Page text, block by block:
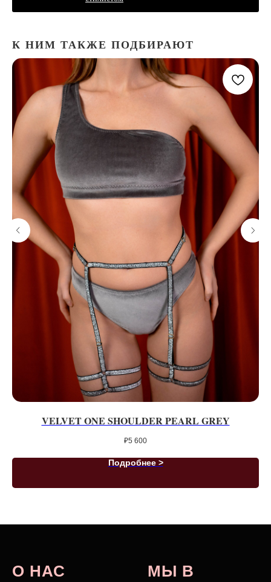
К НИМ ТАКЖЕ ПОДБИРАЮТ
VELVET ONE SHOULDER PEARL GREY
₽5 600
Подробнее >
О НАС
МЫ В